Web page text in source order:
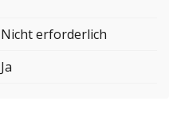
Nicht erforderlich
Ja